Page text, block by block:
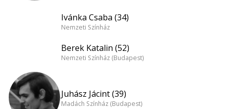
Ivánka Csaba (34)
Nemzeti Színház
Berek Katalin (52)
Nemzeti Színház (Budapest)
Juhász Jácint (39)
Madách Színház (Budapest)